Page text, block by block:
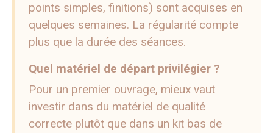
points simples, finitions) sont acquises en
quelques semaines. La régularité compte
plus que la durée des séances.
Quel matériel de départ privilégier ?
Pour un premier ouvrage, mieux vaut
investir dans du matériel de qualité
correcte plutôt que dans un kit bas de